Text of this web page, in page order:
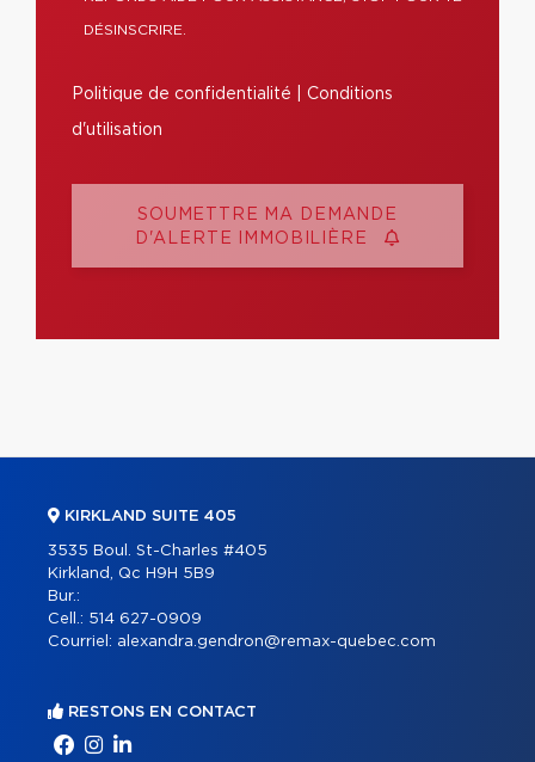
DÉSINSCRIRE.
Politique de confidentialité Conditions
d'utilisation
SOUMETTRE MA DEMANDE
D'ALERTE IMMOBILIÈRE
KIRKLAND SUITE 405
3535 Boul. St-Charles #405
Kirkland, Qc H9H 5B9
Bur.:
Cell.: 514 627-0909
Courriel: alexandra.gendron@remax-quebec.com
RESTONS EN CONTACT